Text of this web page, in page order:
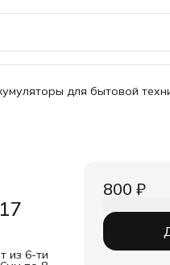
для бытовой
из 6-ти
800 ₽